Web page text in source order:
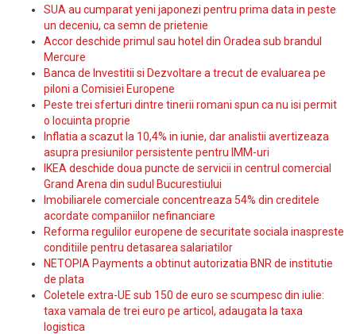
SUA au cumparat yeni japonezi pentru prima data in peste
un deceniu, ca semn de prietenie
Accor deschide primul sau hotel din Oradea sub brandul
Mercure
Banca de Investitii si Dezvoltare a trecut de evaluarea pe
piloni a Comisiei Europene
Peste trei sferturi dintre tinerii romani spun ca nu isi permit
o locuinta proprie
Inflatia a scazut la 10,4% in iunie, dar analistii avertizeaza
asupra presiunilor persistente pentru IMM-uri
IKEA deschide doua puncte de servicii in centrul comercial
Grand Arena din sudul Bucurestiului
Imobiliarele comerciale concentreaza 54% din creditele
acordate companiilor nefinanciare
Reforma regulilor europene de securitate sociala inaspreste
conditiile pentru detasarea salariatilor
NETOPIA Payments a obtinut autorizatia BNR de institutie
de plata
Coletele extra-UE sub 150 de euro se scumpesc din iulie:
taxa vamala de trei euro pe articol, adaugata la taxa
logistica